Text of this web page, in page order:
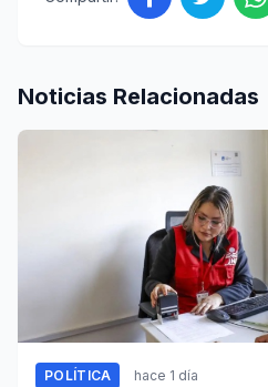
Noticias Relacionadas
POLÍTICA hace 1 día